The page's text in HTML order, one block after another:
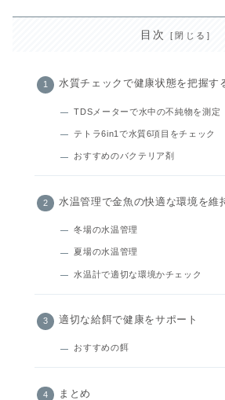
目次
水質チェックで健康状態を把握す
TDSメーターで水中の不純物を測定
テトラ6in1で水質6項目をチェック
おすすめのバクテリア剤
水温管理で金魚の快適な環境を維
冬場の水温管理
夏場の水温管理
水温計で適切な環境かチェック
適切な給餌で健康をサポート
おすすめの餌
まとめ